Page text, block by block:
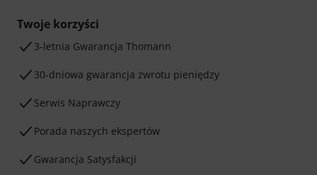
Twoje korzyści
3-letnia Gwarancja Thomann
30-dniowa gwarancja zwrotu pieniędzy
Serwis Naprawczy
Porada naszych ekspertów
Gwarancja Satysfakcji